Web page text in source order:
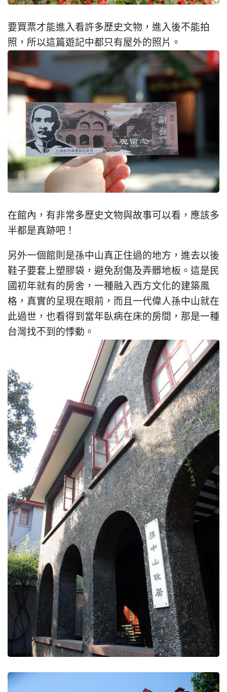
要買票才能進入看許多歷史文物，進入後不能拍
照，所以這篇遊記中都只有屋外的照片。
在館內，有非常多歷史文物與故事可以看，應該多
半都是真跡吧！
另外一個館則是孫中山真正住過的地方，進去以後
鞋子要套上塑膠袋，避免刮傷及弄髒地板。這是民
國初年就有的房舍，一種融入西方文化的建築風
格，真實的呈現在眼前，而且一代偉人孫中山就在
此過世，也看得到當年臥病在床的房間，那是一種
台灣找不到的悸動。